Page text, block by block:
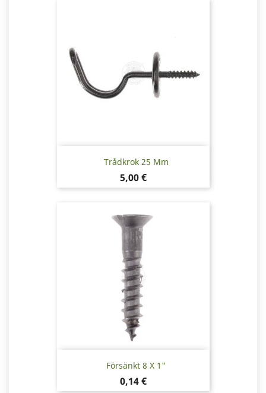
Trådkrok 25 Mm
Pris
5,00 €
Försänkt 8 X 1"
Pris
0,14 €